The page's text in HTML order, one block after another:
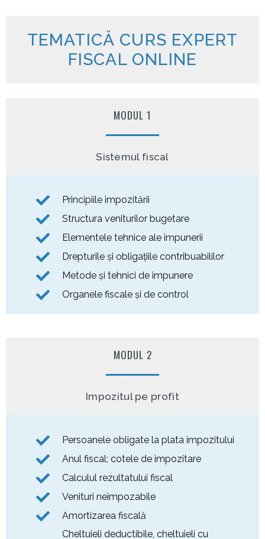
TEMATICĂ CURS EXPERT
FISCAL ONLINE
MODUL 1
Sistemul fiscal
Principiile impozitării
Structura veniturilor bugetare
Elementele tehnice ale impunerii
Drepturile şi obligaţiile contribuabililor
Metode și tehnici de impunere
Organele fiscale și de control
MODUL 2
Impozitul pe profit
Persoanele obligate la plata impozitului
Anul fiscal; cotele de impozitare
Calculul rezultatului fiscal
Venituri neimpozabile
Amortizarea fiscală
Cheltuieli deductibile, cheltuieli cu